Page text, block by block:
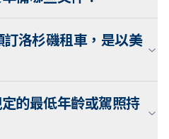
洛杉磯租車，是以美
的最低年齡或駕照持